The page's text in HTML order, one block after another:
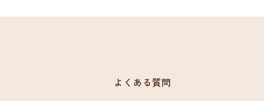
よくある質問